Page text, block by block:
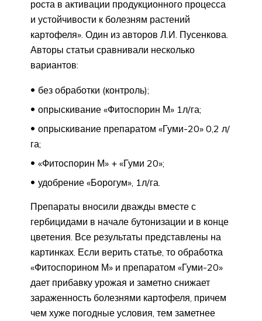
роста в активации продукционного процесса
и устойчивости к болезням растений
картофеля». Один из авторов Л.И. Пусенкова.
Авторы статьи сравнивали несколько
вариантов:
без обработки (контроль);
опрыскивание «Фитоспорин М» 1л/га;
опрыскивание препаратом «Гуми-20» 0,2 л/
га;
«Фитоспорин М» + «Гуми 20»;
удобрение «Борогум», 1л/га.
Препараты вносили дважды вместе с
гербицидами в начале бутонизации и в конце
цветения. Все результаты представлены на
картинках. Если верить статье, то обработка
«Фитоспорином М» и препаратом «Гуми-20»
дает прибавку урожая и заметно снижает
зараженность болезнями картофеля, причем
чем хуже погодные условия, тем заметнее